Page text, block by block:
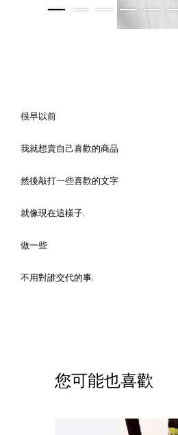
很早以前
我就想賣自己喜歡的商品
然後敲打一些喜歡的文字
就像現在這樣子.
做一些
不用對誰交代的事.
您可能也喜歡